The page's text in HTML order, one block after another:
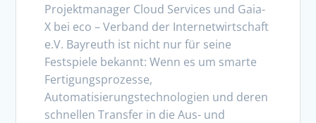
Projektmanager Cloud Services und Gaia-
X bei eco – Verband der Internetwirtschaft
e.V. Bayreuth ist nicht nur für seine
Festspiele bekannt: Wenn es um smarte
Fertigungsprozesse,
Automatisierungstechnologien und deren
schnellen Transfer in die Aus- und